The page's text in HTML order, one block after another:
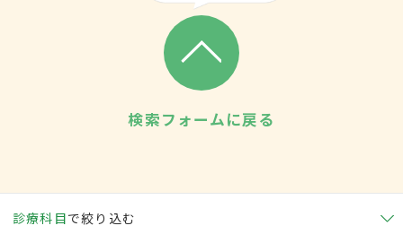
検索フォームに戻る
診療科目で絞り込む